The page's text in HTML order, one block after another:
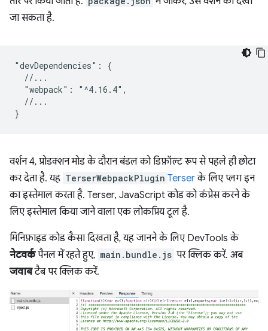
जा सकता है.
"devDependencies": {
  //...
  "webpack": "^4.16.4",
  //...
वर्शन 4, प्रोडक्शन मोड के दौरान बंडल को डिफ़ॉल्ट रूप से पहले ही छोटा
कर देता है. यह TerserWebpackPlugin Terserके लिए प्लग इन
का इस्तेमाल करता है. Terser, JavaScript कोड को कंप्रेस करने के
लिए इस्तेमाल किया जाने वाला एक लोकप्रिय टूल है.
मिनिफ़ाइड कोड कैसा दिखता है, यह जानने के लिए DevTools के
नेटवर्कपैनल में रहते हुए, main.bundle.js पर क्लिक करें. अब
जवाबटैब पर क्लिक करें.